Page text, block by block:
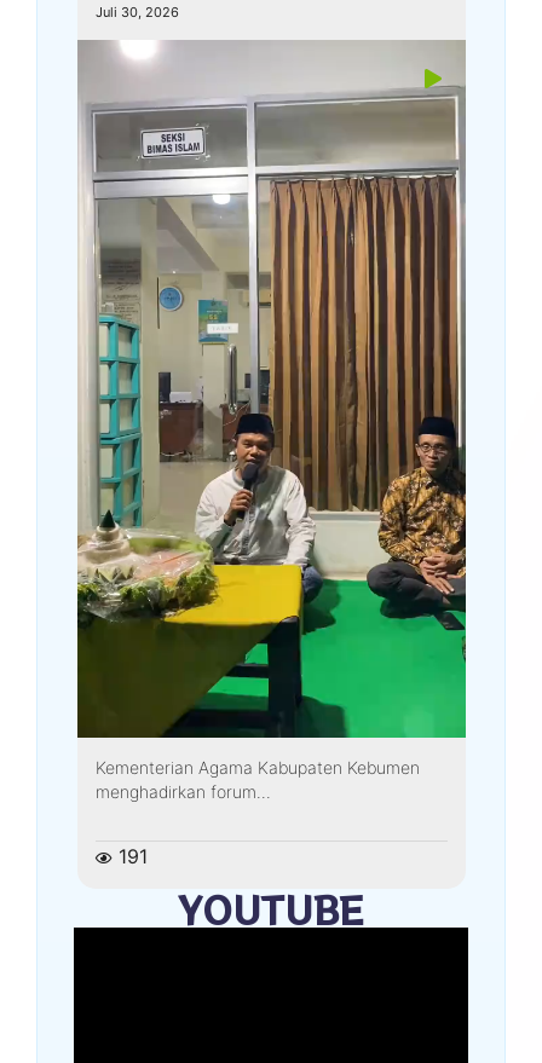
Juli 30, 2026
Kementerian Agama Kabupaten Kebumen
menghadirkan forum...
191
YOUTUBE